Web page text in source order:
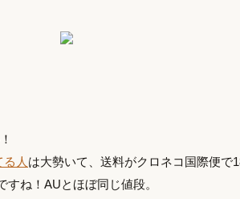
る人 は大勢いて、送料がクロネコ国際便で
ね！AUとほぼ同じ値段。